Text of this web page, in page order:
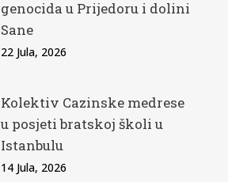
genocida u Prijedoru i dolini
Sane
22 Jula, 2026
Kolektiv Cazinske medrese
u posjeti bratskoj školi u
Istanbulu
14 Jula, 2026